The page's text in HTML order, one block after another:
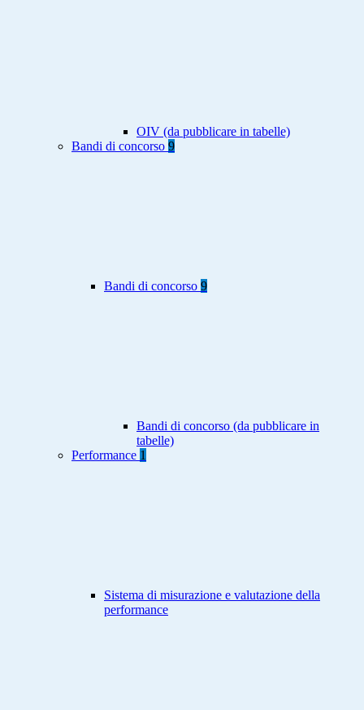
OIV (da pubblicare in tabelle)
Bandi di concorso 9
Bandi di concorso 9
Bandi di concorso (da pubblicare in
tabelle)
Performance 1
Sistema di misurazione e valutazione della
performance